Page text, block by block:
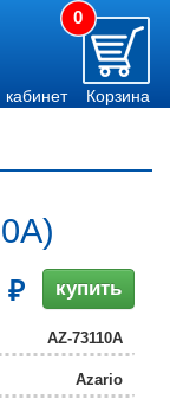
0
Корзина
купить
AZ-73110A
Azario